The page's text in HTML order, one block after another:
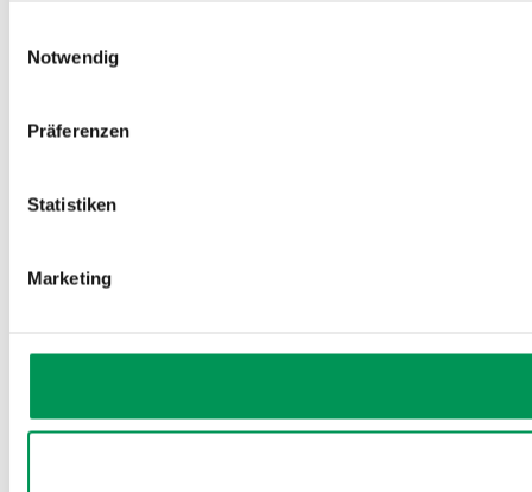
Notwendig
Präferenzen
Statistiken
Marketing